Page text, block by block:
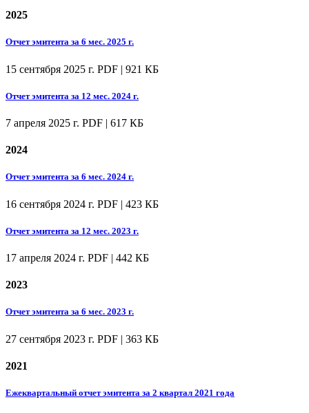
2025
Отчет эмитента за 6 мес. 2025 г.
15 сентября 2025 г. PDF | 921 КБ
Отчет эмитента за 12 мес. 2024 г.
7 апреля 2025 г. PDF | 617 КБ
2024
Отчет эмитента за 6 мес. 2024 г.
16 сентября 2024 г. PDF | 423 КБ
Отчет эмитента за 12 мес. 2023 г.
17 апреля 2024 г. PDF | 442 КБ
2023
Отчет эмитента за 6 мес. 2023 г.
27 сентября 2023 г. PDF | 363 КБ
2021
Ежеквартальный отчет эмитента за 2 квартал 2021 года